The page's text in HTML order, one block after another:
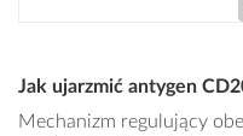
Jak ujarzmić antygen
Mechanizm regulujący